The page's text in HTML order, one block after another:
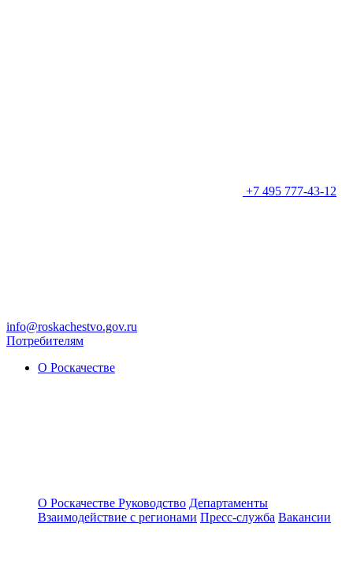
+7 495 777-43-12
info@roskachestvo.gov.ru
Потребителям
О Роскачестве
О Роскачестве Руководство Департаменты
Взаимодействие с регионами Пресс-служба Вакансии